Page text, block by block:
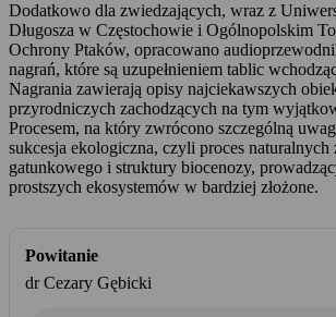
Dodatkowo dla zwiedzających, wraz z
Długosza w Częstochowie i Ogólnopolskim
Ochrony Ptaków, opracowano
nagrań, które są uzupełnieniem tablic
Nagrania zawierają opisy najciekawszych
przyrodniczych zachodzących na tym
Procesem, na który zwrócono szczególną
sukcesja ekologiczna, czyli proces naturalnych
gatunkowego i struktury biocenozy,
prostszych ekosystemów w bardziej złożone.
Powitanie
dr Cezary Gębicki